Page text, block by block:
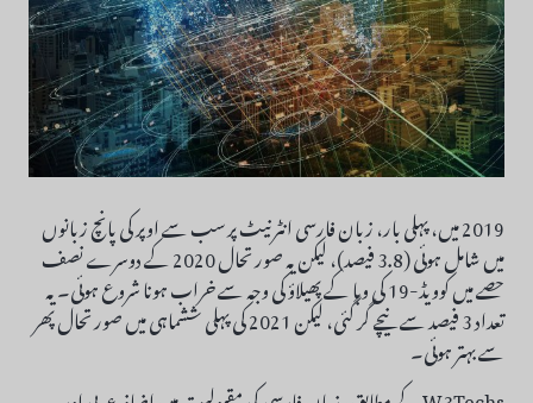
2019 میں، پہلی بار، زبان فارسی انٹرنیٹ پر سب سے اوپر کی پانچ زبانوں
میں شامل ہوئی (3.8 فیصد)، لیکن یہ صورتحال 2020 کے دوسرے نصف
حصے میں کوویڈ-19 کی وبا کے پھیلاؤ کی وجہ سے خراب ہونا شروع ہوئی۔ یہ
تعداد 3 فیصد سے نیچے گر گئی، لیکن 2021 کی پہلی ششماہی میں صورتحال پھر
سے بہتر ہوئی۔